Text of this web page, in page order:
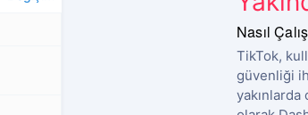
Nasıl
TikTok,
güvenliği
yakınlarda